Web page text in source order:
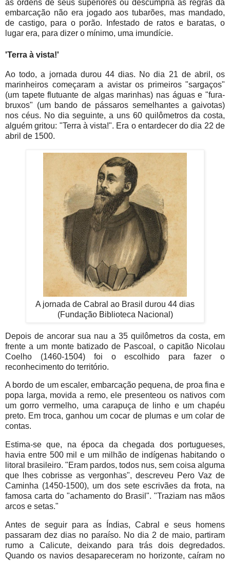
às ordens de seus superiores ou descumpria as regras da
embarcação não era jogado aos tubarões, mas mandado,
de castigo, para o porão. Infestado de ratos e baratas, o
lugar era, para dizer o mínimo, uma imundície.
'Terra à vista!'
Ao todo, a jornada durou 44 dias. No dia 21 de abril, os
marinheiros começaram a avistar os primeiros "sargaços"
(um tapete flutuante de algas marinhas) nas águas e "fura-
bruxos" (um bando de pássaros semelhantes a gaivotas)
nos céus. No dia seguinte, a uns 60 quilômetros da costa,
alguém gritou: "Terra à vista!". Era o entardecer do dia 22 de
abril de 1500.
A jornada de Cabral ao Brasil durou 44 dias
(Fundação Biblioteca Nacional)
Depois de ancorar sua nau a 35 quilômetros da costa, em
frente a um monte batizado de Pascoal, o capitão Nicolau
Coelho (1460-1504) foi o escolhido para fazer o
reconhecimento do território.
A bordo de um escaler, embarcação pequena, de proa fina e
popa larga, movida a remo, ele presenteou os nativos com
um gorro vermelho, uma carapuça de linho e um chapéu
preto. Em troca, ganhou um cocar de plumas e um colar de
contas.
Estima-se que, na época da chegada dos portugueses,
havia entre 500 mil e um milhão de indígenas habitando o
litoral brasileiro. "Eram pardos, todos nus, sem coisa alguma
que lhes cobrisse as vergonhas", descreveu Pero Vaz de
Caminha (1450-1500), um dos sete escrivães da frota, na
famosa carta do "achamento do Brasil". "Traziam nas mãos
arcos e setas."
Antes de seguir para as Índias, Cabral e seus homens
passaram dez dias no paraíso. No dia 2 de maio, partiram
rumo a Calicute, deixando para trás dois degredados.
Quando os navios desapareceram no horizonte, caíram no